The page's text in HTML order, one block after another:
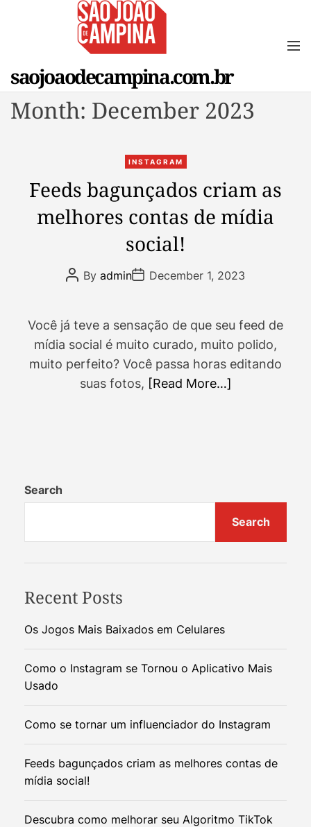
o
saojoaodecampina.com.br
M
Month: December 2023
C
t
e
g
o
i
INSTAGRAM
Feeds bagunçados criam as
melhores contas de mídia
social!
P
o
A
u
h
o
r
By adminP
o
a
t
e
December 1, 2023
Você já teve a sensação de que seu feed de
mídia social é muito curado, muito polido,
muito perfeito? Você passa horas editando
suas fotos, [Read More…]
Search
Search
Recent Posts
Os Jogos Mais Baixados em Celulares
Como o Instagram se Tornou o Aplicativo Mais
Usado
Como se tornar um influenciador do Instagram
Feeds bagunçados criam as melhores contas de
mídia social!
Descubra como melhorar seu Algoritmo TikTok